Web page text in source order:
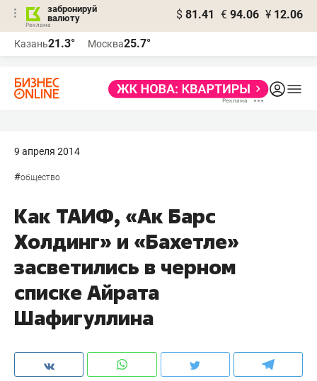
забронируй
валюту
$ 81.41 € 94.06 ¥ 12.06
Казань21.3° Москва25.7°
9 апреля 2014
#общество
Как ТАИФ, «Ак Барс
Холдинг» и «Бахетле»
засветились в черном
списке Айрата
Шафигуллина